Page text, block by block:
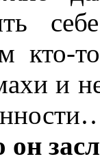
кто-
и
он